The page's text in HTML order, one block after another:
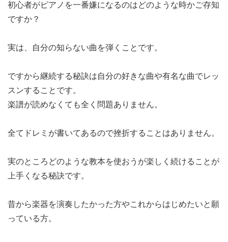
初心者がピアノを一番嫌になるのはどのような時かご存知
ですか？
実は、自分の知らない曲を弾くことです。
ですから継続する秘訣は自分の好きな曲や有名な曲でレッ
スンすることです。
楽譜が読めなくても全く問題ありません。
全てドレミが書いてあるので挫折することはありません。
実のところどのような教本を使おうが楽しく続けることが
上手くなる秘訣です。
昔から楽器を演奏したかった方やこれからはじめたいと願
っている方。